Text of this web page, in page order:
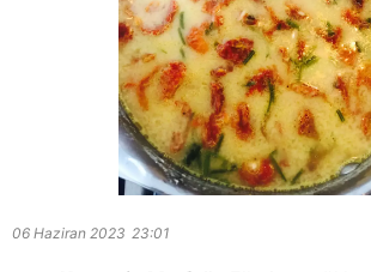
06 Haziran 2023 23:01